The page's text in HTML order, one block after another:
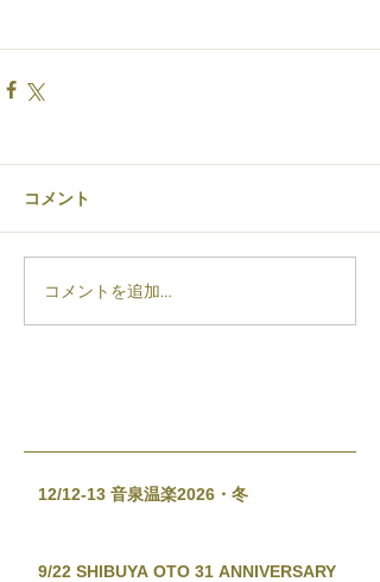
コメント
コメントを追加…
12/12-13 音泉温楽2026・冬
9/22 SHIBUYA OTO 31 ANNIVERSARY